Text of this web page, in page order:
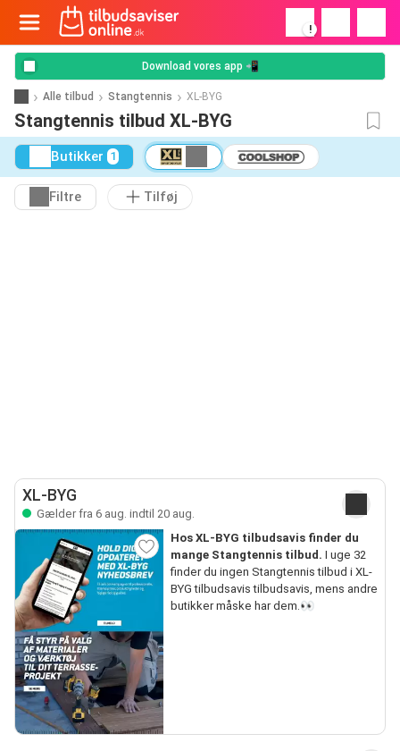
!
Download vores app 📲
Alle tilbud Stangtennis XL-BYG
Stangtennis tilbud XL-BYG
Butikker 1
Filtre Tilføj
XL-BYG
Gælder fra 6 aug. indtil 20 aug.
Hos XL-BYG tilbudsavis finder du
mange Stangtennis tilbud. I uge 32
finder du ingen Stangtennis tilbud i XL-
BYG tilbudsavis tilbudsavis, mens andre
butikker måske har dem.👀